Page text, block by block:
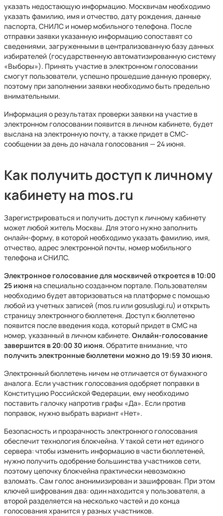
указать недостающую информацию. Москвичам необходимо
указать фамилию, имя и отчество, дату рождения, данные
паспорта, СНИЛС и номер мобильного телефона. После
отправки заявки указанную информацию сопоставят со
сведениями, загруженными в централизованную базу данных
избирателей (государственную автоматизированную систему
«Выборы»). Принять участие в электронном голосовании
смогут пользователи, успешно прошедшие данную проверку,
поэтому при заполнении заявки необходимо быть предельно
внимательными.
Информация о результатах проверки заявки на участие в
электронном голосовании появится в личном кабинете, будет
выслана на электронную почту, а также придет в СМС-
сообщении за день до начала голосования — 24 июня.
Как получить доступ к личному
кабинету на mos.ru
Зарегистрироваться и получить доступ к личному кабинету
может любой житель Москвы. Для этого нужно заполнить
онлайн-форму, в которой необходимо указать фамилию, имя,
отчество, адрес электронной почты, номер мобильного
телефона и СНИЛС.
Электронное голосование для москвичей откроется в 10:00
25 июня на специально созданном портале. Пользователям
необходимо будет авторизоваться на платформе с помощью
любой из учетных записей (mos.ru или gosuslugi.ru) и открыть
страницу электронного бюллетеня. Доступ к бюллетеню
появится после введения кода, который придет в СМС на
номер, указанный в личном кабинете. Онлайн-голосование
завершится в 20:00 30 июня. Обратите внимание, что
получить электронные бюллетени можно до 19:59 30 июня.
Электронный бюллетень ничем не отличается от бумажного
аналога. Если участник голосования одобряет поправки в
Конституцию Российской Федерации, ему необходимо
поставить галочку напротив графы «Да». Если против
поправок, нужно выбрать вариант «Нет».
Безопасность и прозрачность электронного голосования
обеспечит технология блокчейна. У такой сети нет единого
сервера: чтобы изменить информацию в части бюллетеней,
нужно получить одобрение большинства участников сети,
поэтому цепочку блокчейна практически невозможно
взломать. Сам голос анонимизирован и зашифрован. При этом
ключей шифрования два: один находится у пользователя, а
второй разделяется на несколько частей и до конца
голосования хранится у разных участников.